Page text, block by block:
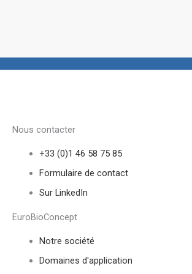
Nous contacter
+33 (0)1 46 58 75 85
Formulaire de contact
Sur LinkedIn
EuroBioConcept
Notre société
Domaines d'application